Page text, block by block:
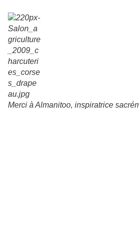
Merci à Almanitoo, inspiratrice